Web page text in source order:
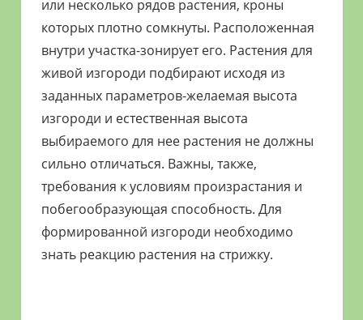
урожая.
или несколько рядов растения, кроны
которых плотно сомкнуты. Расположенная
внутри участка-зонирует его. Растения для
живой изгороди подбирают исходя из
заданных параметров-желаемая высота
изгороди и естественная высота
выбираемого для нее растения не должны
сильно отличаться. Важны, также,
требования к условиям произрастания и
побегообразующая способность. Для
формированной изгороди необходимо
знать реакцию растения на стрижку.